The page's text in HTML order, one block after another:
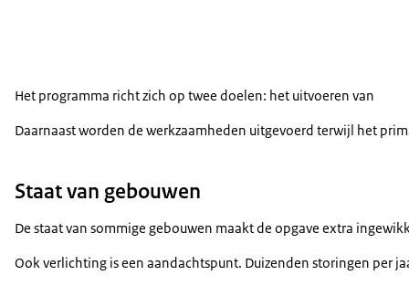
Het programma richt zich op twee doelen: het uitvoeren van
Daarnaast worden de werkzaamheden uitgevoerd terwijl het
Staat van gebouwen
De staat van sommige gebouwen maakt de opgave extra
Ook verlichting is een aandachtspunt. Duizenden storingen per